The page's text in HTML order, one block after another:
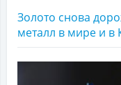
Золото снова
металл в мире и в